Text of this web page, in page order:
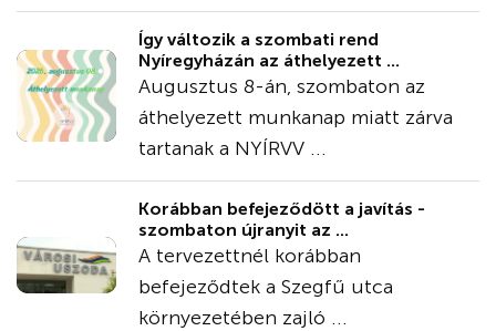
Így változik a szombati rend
Nyíregyházán az áthelyezett ...
Augusztus 8-án, szombaton az
áthelyezett munkanap miatt zárva
tartanak a NYÍRVV ...
Korábban befejeződött a javítás -
szombaton újranyit az ...
A tervezettnél korábban
befejeződtek a Szegfű utca
környezetében zajló ...